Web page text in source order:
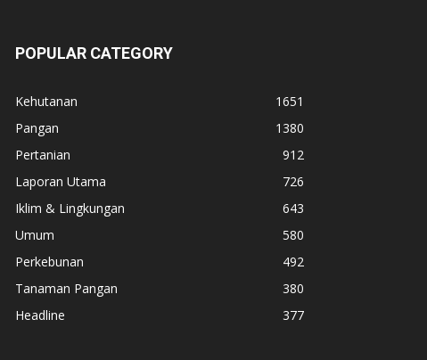
POPULAR CATEGORY
Kehutanan
1651
Pangan
1380
Pertanian
912
Laporan Utama
726
Iklim & Lingkungan
643
Umum
580
Perkebunan
492
Tanaman Pangan
380
Headline
377